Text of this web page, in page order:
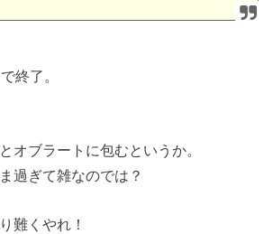
終了。
オブラートに包むというか。
過ぎて雑なのでは？
難くやれ！